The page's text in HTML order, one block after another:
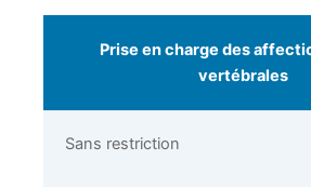
Prise en charge des
vertébrales
Sans restriction